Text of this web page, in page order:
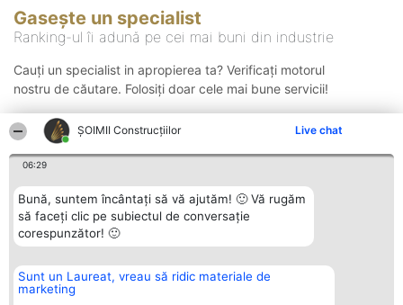
ȘOIMII Construcțiilor Live chat
06:29
Bună, suntem încântați să vă ajutăm! 🙂 Vă rugăm
să faceți clic pe subiectul de conversație
corespunzător! 🙂
Sunt un Laureat, vreau să ridic materiale de
marketing
Gasește un specialist
Ranking-ul îi adună pe cei mai buni din industrie
Cauți un specialist in apropierea ta? Verificați motorul
nostru de căutare. Folosiți doar cele mai bune servicii!
Organizator Ranking
BRIGHT SOLUTIONS BR SRL
Plebiscyt Contact